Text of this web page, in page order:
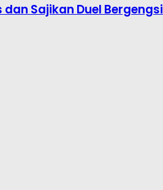
Sajikan Duel Bergengsi